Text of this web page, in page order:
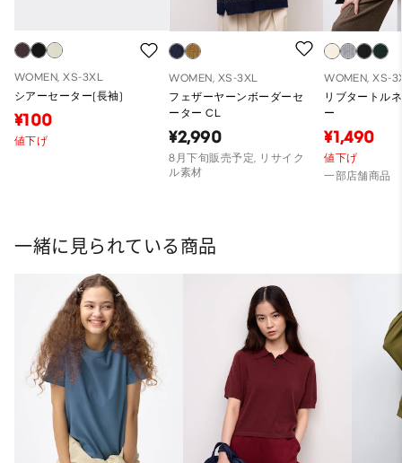
WOMEN, XS-3XL
シアーセーター(長袖)
¥100
値下げ
WOMEN, XS-3XL
フェザーヤーンボーダーセ
ーター CL
¥2,990
8月下旬販売予定, リサイク
ル素材
WOMEN, XS-
リブタートル
ー
¥1,490
値下げ
一部店舗商品
一緒に見られている商品